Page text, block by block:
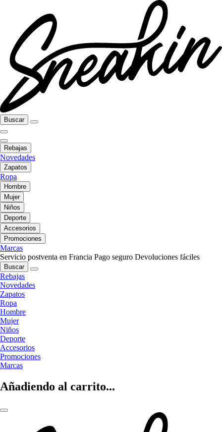
Buscar
Rebajas
Novedades
Zapatos
Ropa
Hombre
Mujer
Niños
Deporte
Accesorios
Promociones
Marcas
Servicio postventa en Francia Pago seguro Devoluciones fáciles
Buscar
Rebajas
Novedades
Zapatos
Ropa
Hombre
Mujer
Niños
Deporte
Accesorios
Promociones
Marcas
Añadiendo al carrito...